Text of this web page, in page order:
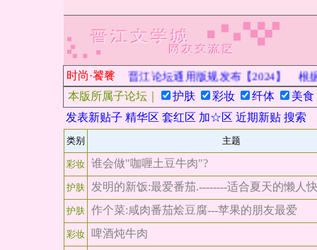
时尚·饕餮 晋江论坛通用版规发布【2024】
根据
本版所属子论坛｜
护肤 彩妆 纤体
美食
发表新贴子 精华区 套红区 加☆区 近期新贴 搜索
类别 主题
彩妆 谁会做"咖喱土豆牛肉"?
护肤 发明的新饭:最爱番茄.--------适合夏天的懒人
护肤 作个菜:咸肉番茄烩豆腐---苹果的朋友最爱
彩妆 啤酒炖牛肉